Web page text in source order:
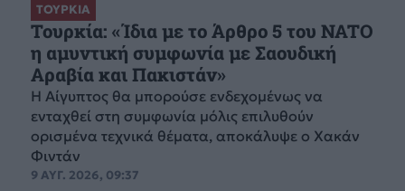
ΤΟΥΡΚΙΑ
Τουρκία: «Ίδια με το Άρθρο 5 του NATO
η αμυντική συμφωνία με Σαουδική
Αραβία και Πακιστάν»
Η Αίγυπτος θα μπορούσε ενδεχομένως να
ενταχθεί στη συμφωνία μόλις επιλυθούν
ορισμένα τεχνικά θέματα, αποκάλυψε ο Χακάν
Φιντάν
9 ΑΥΓ. 2026, 09:37